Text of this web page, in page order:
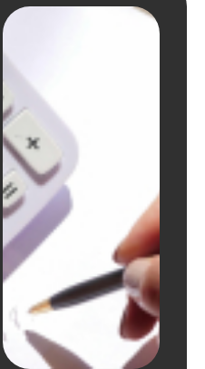
Вадим
официальный
работу выполнили
оговоренные
сдачи,
оформили в
соответствии с
Взаимодействие с
клиентами
подробно